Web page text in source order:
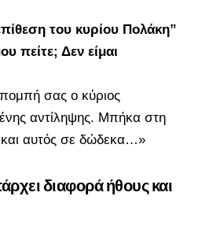
του κυρίου Πολάκη”
πείτε; Δεν είμαι
σας ο κύριος
αντίληψης. Μπήκα στη
και αυτός σε δώδεκα…»
διαφορά ήθους και